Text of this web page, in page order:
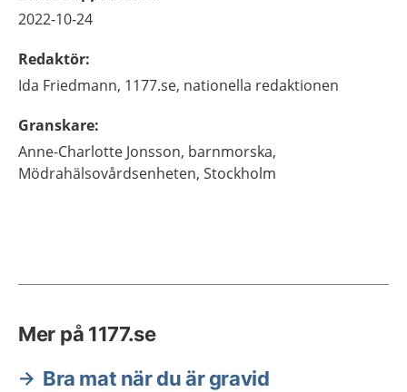
2022-10-24
Redaktör:
Ida Friedmann, 1177.se, nationella redaktionen
Granskare:
Anne-Charlotte Jonsson, barnmorska,
Mödrahälsovårdsenheten, Stockholm
Mer på 1177.se
Bra mat när du är gravid